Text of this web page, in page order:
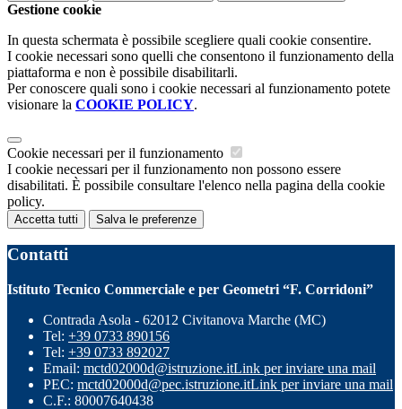
Gestione cookie
In questa schermata è possibile scegliere quali cookie consentire.
I cookie necessari sono quelli che consentono il funzionamento della
piattaforma e non è possibile disabilitarli.
Per conoscere quali sono i cookie necessari al funzionamento potete
visionare la COOKIE POLICY.
Cookie necessari per il funzionamento
I cookie necessari per il funzionamento non possono essere
disabilitati. È possibile consultare l'elenco nella pagina della cookie
policy.
Accetta tutti Salva le preferenze
Contatti
Istituto Tecnico Commerciale e per Geometri “F. Corridoni”
Contrada Asola - 62012 Civitanova Marche (MC)
Tel: +39 0733 890156
Tel: +39 0733 892027
Email: mctd02000d@istruzione.itLink per inviare una mail
PEC: mctd02000d@pec.istruzione.itLink per inviare una mail
C.F.: 80007640438